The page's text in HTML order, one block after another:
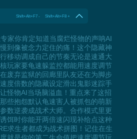
Shift+Alt+F7 - Shift+Alt+F8 +
家你肯定知道当腐烂怪物的声呐AI
到像被念力定住的痛！这个隐藏神
移动调成自己的节奏无论是速通大
玩家要龟速躲监控都能用速度调节
废弃监狱的回廊里队友还在为脚步
度倍数的隐藏设定滑出鬼影迷踪手
怪物AI当场脑溢血！重点来了这招
些抱怨默认龟速害人被抓包的萌新
数逆袭成战术大师。合作模式里更
饵时你能开两倍速闪现补给点这种
求生者都成为战术拼图！记住在生
就是你的第二生命值把速度调节玩